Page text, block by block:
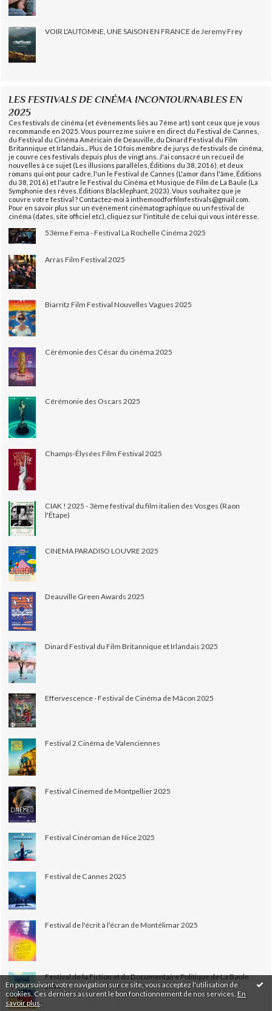
En poursuivant votre navigation sur ce site, vous acceptez l'utilisation de
cookies. Ces derniers assurent le bon fonctionnement de nos services. En
savoir plus
VOIR L'AUTOMNE, UNE SAISON EN FRANCE de Jeremy Frey
LES FESTIVALS DE CINÉMA INCONTOURNABLES EN
2025
Ces festivals de cinéma (et évènements liés au 7ème art) sont ceux que je vous
recommande en 2025. Vous pourrez me suivre en direct du Festival de Cannes,
du Festival du Cinéma Américain de Deauville, du Dinard Festival du Film
Britannique et Irlandais... Plus de 10 fois membre de jurys de festivals de cinéma,
je couvre ces festivals depuis plus de vingt ans. J'ai consacré un recueil de
nouvelles à ce sujet (Les illusions parallèles, Éditions du 38, 2016), et deux
romans qui ont pour cadre, l'un le Festival de Cannes (L'amor dans l'âme, Éditions
du 38, 2016) et l'autre le Festival du Cinéma et Musique de Film de La Baule (La
Symphonie des rêves, Éditions Blacklephant, 2023). Vous souhaitez que je
couvre votre festival ? Contactez-moi à inthemoodforfilmfestivals@gmail.com.
Pour en savoir plus sur un évènement cinématographique ou un festival de
cinéma (dates, site officiel etc), cliquez sur l'intitulé de celui qui vous intéresse.
53ème Fema - Festival La Rochelle Cinéma 2025
Arras Film Festival 2025
Biarritz Film Festival Nouvelles Vagues 2025
Cérémonie des César du cinéma 2025
Cérémonie des Oscars 2025
Champs-Élysées Film Festival 2025
CIAK ! 2025 - 3ème festival du film italien des Vosges (Raon
l'Étape)
CINEMA PARADISO LOUVRE 2025
Deauville Green Awards 2025
Dinard Festival du Film Britannique et Irlandais 2025
Effervescence - Festival de Cinéma de Mâcon 2025
Festival 2 Cinéma de Valenciennes
Festival Cinemed de Montpellier 2025
Festival Cinéroman de Nice 2025
Festival de Cannes 2025
Festival de l'écrit à l'écran de Montélimar 2025
Festival de la Fiction et du Documentaire Politique de La Baule
2025